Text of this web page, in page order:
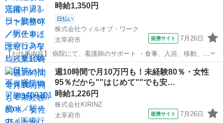
時給1,350円
日払い
株式会社ウィルオブ・ワーク
太宰府市
提携サイト 7月26日
【お仕事内容】 病院にて、看護師のサポート ・食事、入浴、移動、排
泄などの身体介助 ・病室のシーツ交換、清掃、環境整備 ・事務作業の
補助業務 ・伝票やカルテの運搬 ・備品、器具の確認 など 「できるか
不安・・・」 「未経験...
福岡 太宰府市 その他
週10時間で月10万円も！未経験80％・女性
95％だから""はじめて""でも安…
時給1,226円
株式会社KIRINZ
太宰府市
提携サイト 7月26日